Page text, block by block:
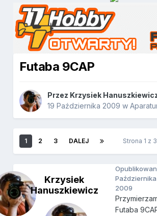
Futaba 9CAP
Przez Krzysiek
19 Października 2009 w
1 2 3 DALEJ Strona 1 z
Krzysiek
Hanuszkiewicz
Października
2009
Futaba